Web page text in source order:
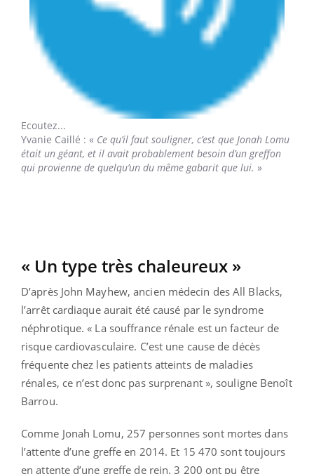
Ecoutez...
Yvanie Caillé : « Ce qu’il faut souligner, c’est que Jonah Lomu
était un géant, et il avait probablement besoin d’un greffon
qui provienne de quelqu’un du même gabarit que lui. »
« Un type très chaleureux »
D’après John Mayhew, ancien médecin des All Blacks,
l’arrêt cardiaque aurait été causé par le syndrome
néphrotique. « La souffrance rénale est un facteur de
risque cardiovasculaire. C’est une cause de décès
fréquente chez les patients atteints de maladies
rénales, ce n’est donc pas surprenant », souligne Benoît
Barrou.
Comme Jonah Lomu, 257 personnes sont mortes dans
l’attente d’une greffe en 2014. Et 15 470 sont toujours
en attente d’une greffe de rein. 3 200 ont pu être